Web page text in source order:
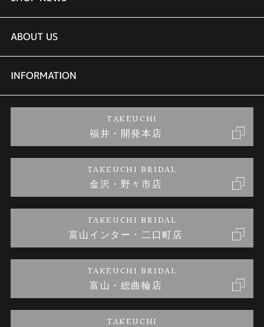
結婚指輪
セットリング
婚約ネックレス
金・プラチナのお取引
TAKEUCHI BRIDAL金沢本店情報
商品一覧
ブランドリスト
金澤指輪工房｜手作りペアリング
金澤指輪工房｜手作り結婚指輪 and 婚約指輪
金澤指輪工房｜手作り婚約指輪プロポーズプラン
ABOUT US
会社概要
お客様の声
INFORMATION
プライバシーポリシー
TAKEUCHI
福井・開発本店
TAKEUCHI BRIDAL
金沢・野々市店
TAKEUCHI BRIDAL
富山インター・二口町店
TAKEUCHI BRIDAL
富山・総曲輪店
TAKEUCHI